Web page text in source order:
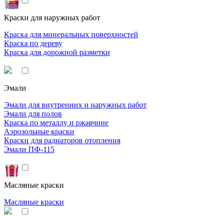
Краски для наружных работ
Краска для минеральных поверхностей
Краска по дереву
Краска для дорожной разметки
Эмали
Эмали для внутренних и наружных работ
Эмали для полов
Краска по металлу и ржавчине
Аэрозольные краски
Краски для радиаторов отопления
Эмали ПФ-115
Масляные краски
Масляные краски